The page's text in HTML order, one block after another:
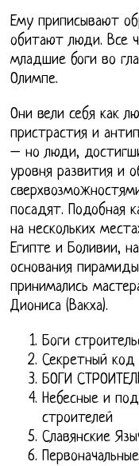
Ему приписывают
обитают люди. Все
младшие боги во
Олимпе.
Они вели себя как
пристрастия и
– но люди,
уровня развития и
посадят. Подобная
на нескольких
Египте и Боливии,
основания
принимались
Диониса (Вакха).
Боги
Секретный код
БОГИ
Небесные и
строителей
Славянские